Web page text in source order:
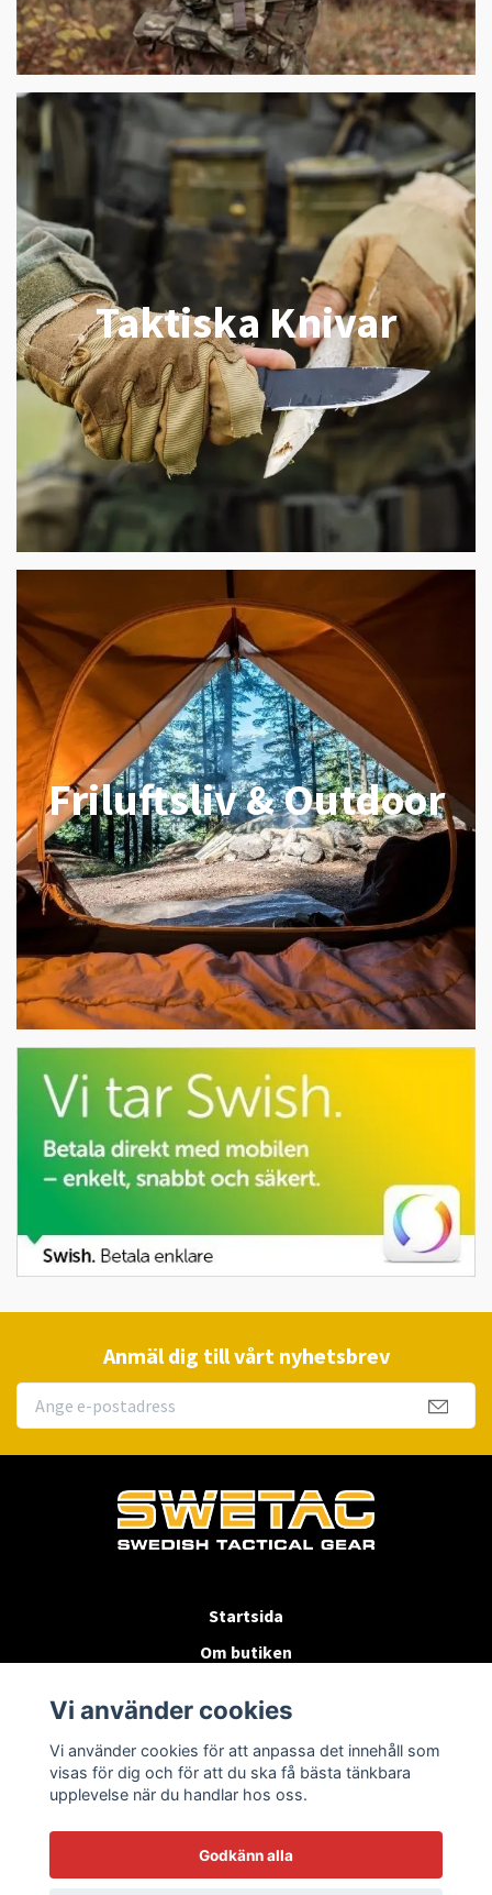
Taktiska Knivar
Friluftsliv & Outdoor
Anmäl dig till vårt nyhetsbrev
Startsida
Om butiken
Byten & Returer
Kontakta oss
Vi använder cookies
Vi använder cookies för att anpassa det innehåll som
visas för dig och för att du ska få bästa tänkbara
upplevelse när du handlar hos oss.
Godkänn alla